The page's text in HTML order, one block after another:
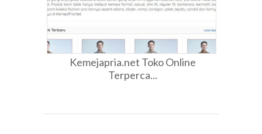
Kemejapria.net Toko Online
Terperca...